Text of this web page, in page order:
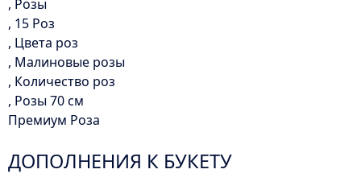
, Розы
, 15 Роз
, Цвета роз
, Малиновые розы
, Количество роз
, Розы 70 см
Премиум Роза
ДОПОЛНЕНИЯ К БУКЕТУ